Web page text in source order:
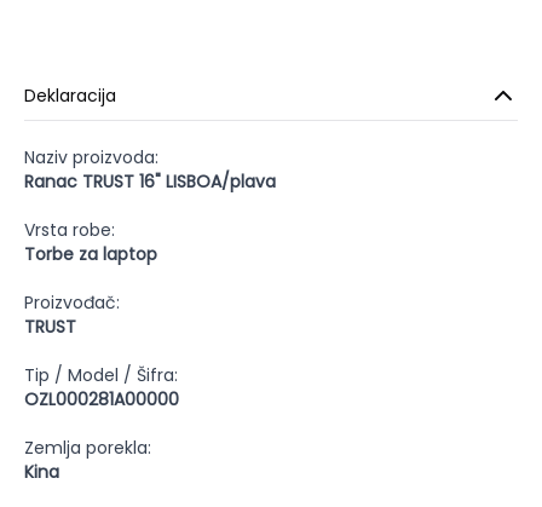
Deklaracija
Naziv proizvoda:
Ranac TRUST 16" LISBOA/plava
Vrsta robe:
Torbe za laptop
Proizvođač:
TRUST
Tip / Model / Šifra:
OZL000281A00000
Zemlja porekla:
Kina